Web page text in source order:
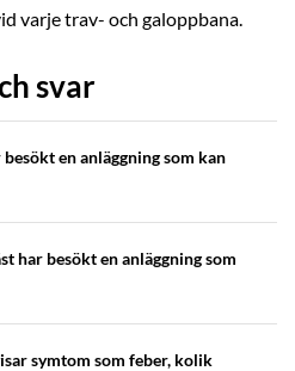
varje trav- och galoppbana.
svar
en anläggning som kan
har besökt en anläggning som
symtom som feber, kolik